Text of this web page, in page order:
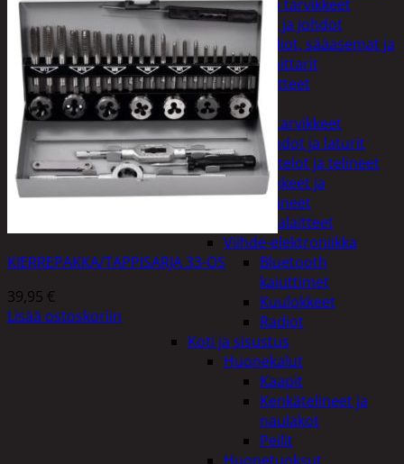
Imurit ja tarvikkeet
Kaapelit ja johdot
Kelloradiot, sääasemat ja
lämpömittarit
Oheislaitteet
Paristot
Puhelintarvikkeet
Johdot ja laturit
Kotelot ja telineet
Tv-tarvikkeet ja
seinätelineet
Varavirtalaitteet
Viihde-elektroniikka
Bluetooth
kaiuttimet
Kuulokkeet
Radiot
Koti ja sisustus
Huonekalut
Kaapit
Kenkätelineet ja
naulakot
Peilit
KIERREPAKKA/TAPPISARJA 33-OS
39,95 €
Lisää ostoskoriin